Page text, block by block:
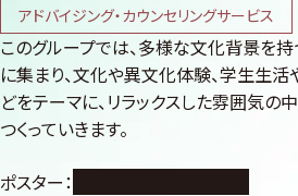
アドバイジング・カウンセリングサービス
このグループでは、多様な文化背景を
に集まり、文化や異文化体験、学生生
どをテーマに、リラックスした雰囲気の
つくっていきます。
ポスター：